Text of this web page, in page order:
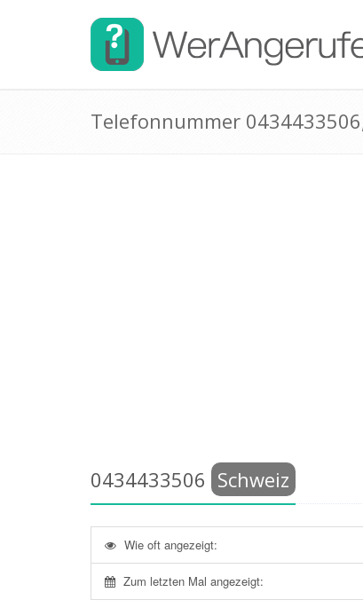
Telefonnummer
0434433506 Schweiz
Wie oft angezeigt:
Zum letzten Mal angezeigt: